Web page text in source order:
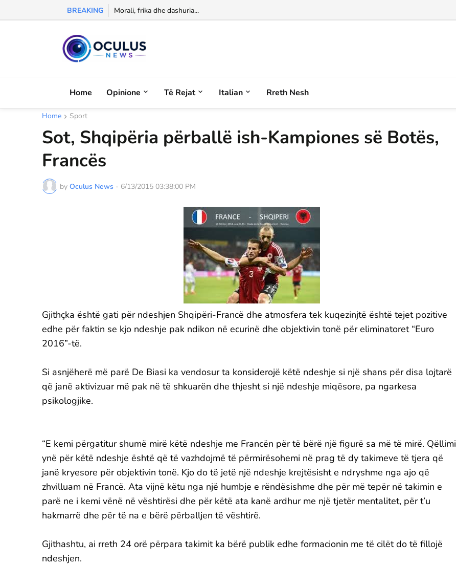
BREAKING Morali, frika dhe dashuria...
Home Opinione Të Rejat Italian Rreth Nesh
Home Sport
Sot, Shqipëria përballë ish-Kampiones së Botës,
Francës
by Oculus News - 6/13/2015 03:38:00 PM
Gjithçka është gati për ndeshjen Shqipëri-Francë dhe atmosfera tek kuqezinjtë është tejet pozitive
edhe për faktin se kjo ndeshje pak ndikon në ecurinë dhe objektivin tonë për eliminatoret “Euro
2016”-të.
Si asnjëherë më parë De Biasi ka vendosur ta konsiderojë këtë ndeshje si një shans për disa lojtarë
që janë aktivizuar më pak në të shkuarën dhe thjesht si një ndeshje miqësore, pa ngarkesa
psikologjike.
“E kemi përgatitur shumë mirë këtë ndeshje me Francën për të bërë një figurë sa më të mirë. Qëllimi
ynë për këtë ndeshje është që të vazhdojmë të përmirësohemi në prag të dy takimeve të tjera që
janë kryesore për objektivin tonë. Kjo do të jetë një ndeshje krejtësisht e ndryshme nga ajo që
zhvilluam në Francë. Ata vijnë këtu nga një humbje e rëndësishme dhe për më tepër në takimin e
parë ne i kemi vënë në vështirësi dhe për këtë ata kanë ardhur me një tjetër mentalitet, për t’u
hakmarrë dhe për të na e bërë përballjen të vështirë.
Gjithashtu, ai rreth 24 orë përpara takimit ka bërë publik edhe formacionin me të cilët do të fillojë
ndeshjen.